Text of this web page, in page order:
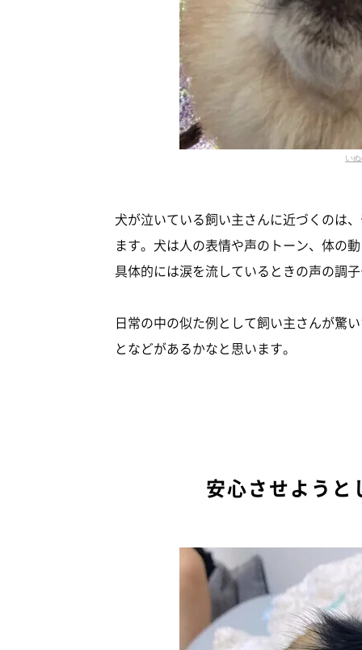
い
犬が泣いている飼い主さんに近づくのは
ます。犬は人の表情や声のトーン、体の
具体的には涙を流しているときの声の調
日常の中の似た例として飼い主さんが驚
となどがあるかなと思います。
安心させよう